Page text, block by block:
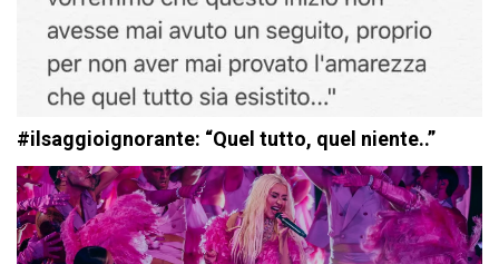
#ilsaggioignorante: “Quel tutto, quel niente..”